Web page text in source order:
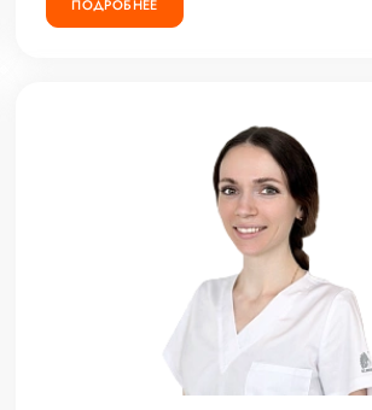
ПОДРОБНЕЕ